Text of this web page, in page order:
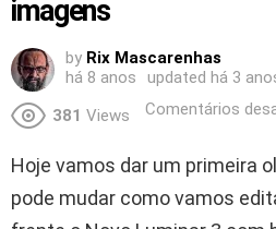
imagens
by Rix Mascarenhas
há 8 anos
updated há 3
381 Views Comentários
Hoje vamos dar um primeira
pode mudar como vamos